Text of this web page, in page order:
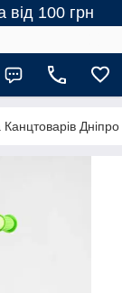
100 грн
Дніпро